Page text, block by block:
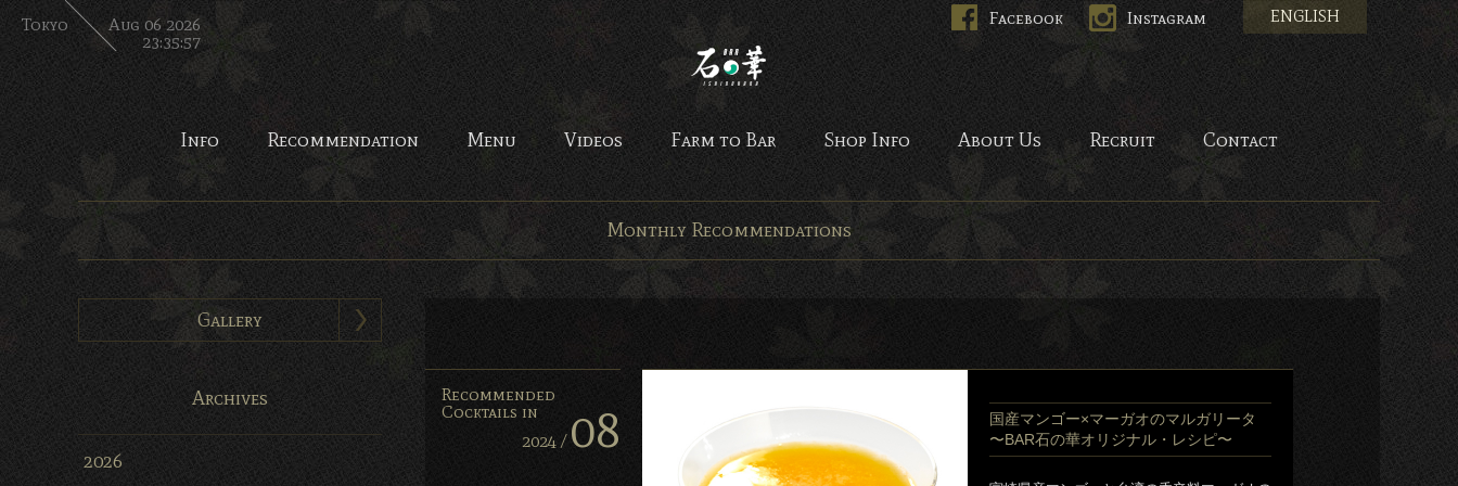
Bar 石の華 -BAR ISHINOHANA-
ENGLISH
Facebook Instagram
Info Recommendation Menu Videos Farm to Bar Shop Info About Us Recruit Contact
Monthly Recommendations
Recommended
Cocktails in
2024 / 08
国産マンゴー×マーガオのマルガリータ
〜BAR石の華オリジナル・レシピ〜
Gallery
Archives
2026
Tokyo
Aug 06 2026
23:35:58